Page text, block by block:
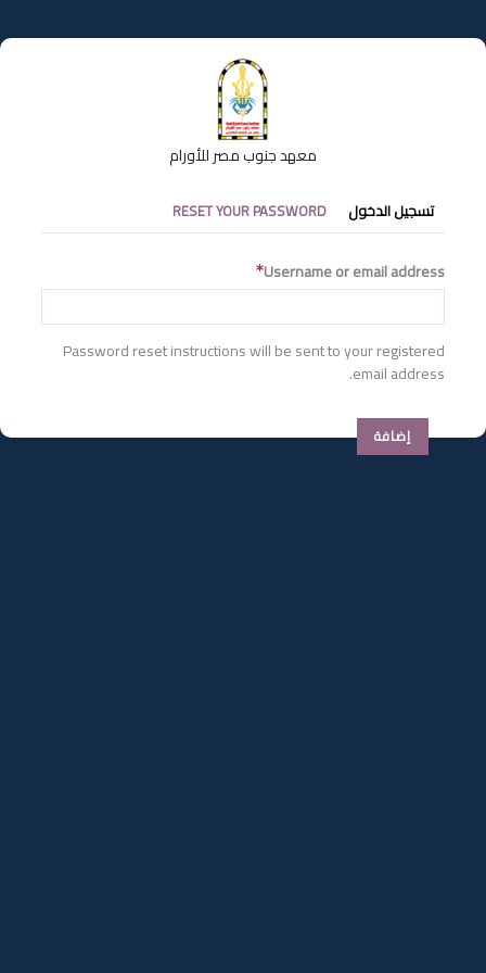
إلى
المحتوى
معهد جنوب مصر للأورام
التبويبات
الأساسية
تسجيل الدخول RESET YOUR PASSWORD
Username or email address
Password reset instructions will be sent to your registered
email address.